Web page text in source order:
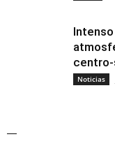
centro-
Noticias
—